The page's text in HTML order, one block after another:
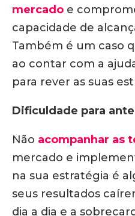
mercado e
capacidade de
Também é um caso
ao contar com a
para rever as suas
Dificuldade para
Não acompanhar as
mercado e
na sua estratégia é
seus resultados
dia a dia e a